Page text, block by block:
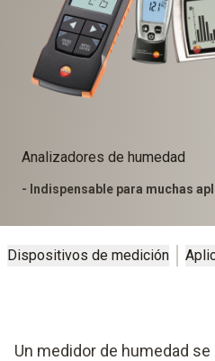
Analizadores de humedad
- Indispensable para muchas
Dispositivos de medición
Un medidor de humedad